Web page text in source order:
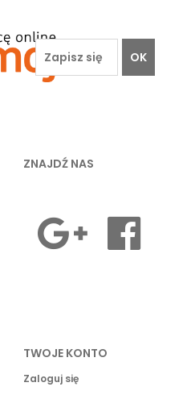
OK
ZNAJDŹ NAS
TWOJE KONTO
Zaloguj się